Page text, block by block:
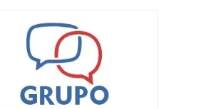
assina cessão de
para agência do BRB no